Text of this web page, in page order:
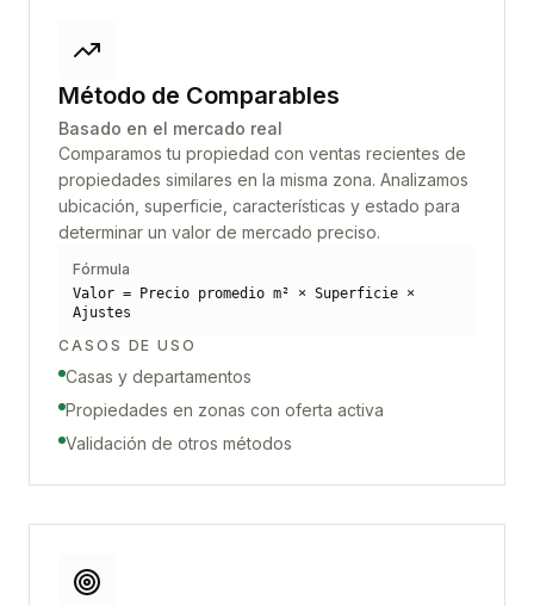
Método de Comparables
Basado en el mercado real
Comparamos tu propiedad con ventas recientes de
propiedades similares en la misma zona. Analizamos
ubicación, superficie, características y estado para
determinar un valor de mercado preciso.
Fórmula
Valor = Precio promedio m² × Superficie ×
Ajustes
CASOS DE USO
Casas y departamentos
Propiedades en zonas con oferta activa
Validación de otros métodos